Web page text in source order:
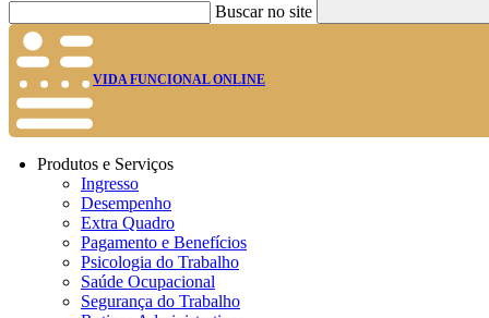
Buscar no site
VIDA FUNCIONAL ONLINE
Produtos e Serviços
Ingresso
Desempenho
Extra Quadro
Pagamento e Benefícios
Psicologia do Trabalho
Saúde Ocupacional
Segurança do Trabalho